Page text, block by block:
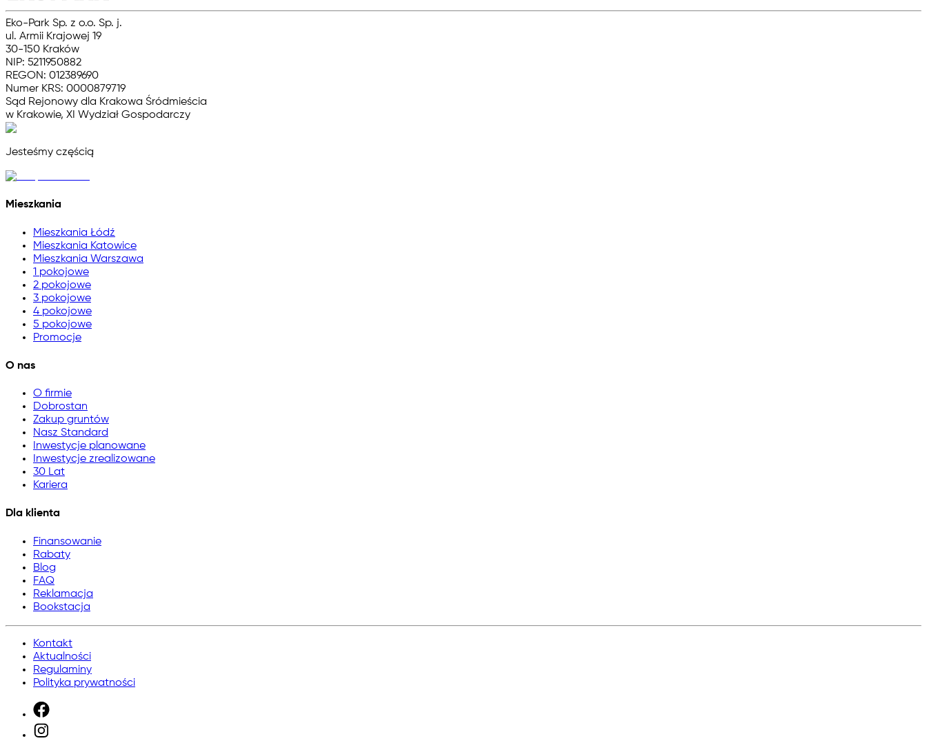
Eko-Park Sp. z o.o. Sp. j.
ul. Armii Krajowej 19
30-150 Kraków
NIP: 5211950882
REGON: 012389690
Numer KRS: 0000879719
Sąd Rejonowy dla Krakowa Śródmieścia
w Krakowie, XI Wydział Gospodarczy
Jesteśmy częścią
Mieszkania
Mieszkania Łódź
Mieszkania Katowice
Mieszkania Warszawa
1 pokojowe
2 pokojowe
3 pokojowe
4 pokojowe
5 pokojowe
Promocje
O nas
O firmie
Dobrostan
Zakup gruntów
Nasz Standard
Inwestycje planowane
Inwestycje zrealizowane
30 Lat
Kariera
Dla klienta
Finansowanie
Rabaty
Blog
FAQ
Reklamacja
Bookstacja
Kontakt
Aktualności
Regulaminy
Polityka prywatności